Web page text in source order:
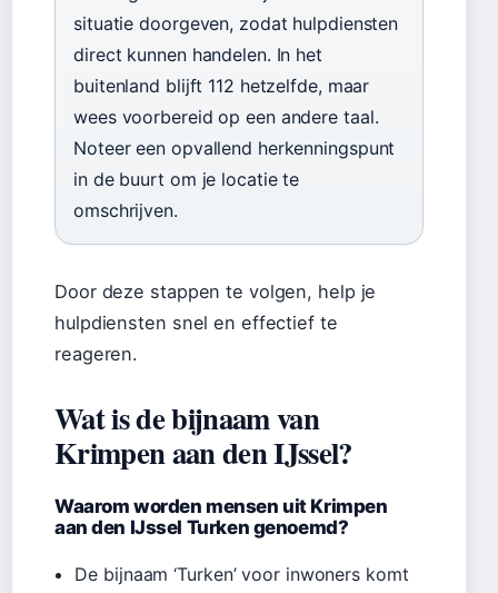
situatie doorgeven, zodat hulpdiensten
direct kunnen handelen. In het
buitenland blijft 112 hetzelfde, maar
wees voorbereid op een andere taal.
Noteer een opvallend herkenningspunt
in de buurt om je locatie te
omschrijven.
Door deze stappen te volgen, help je
hulpdiensten snel en effectief te
reageren.
Wat is de bijnaam van
Krimpen aan den IJssel?
Waarom worden mensen uit Krimpen
aan den IJssel Turken genoemd?
De bijnaam ‘Turken’ voor inwoners komt